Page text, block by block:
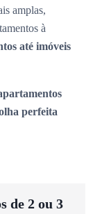
amplas,
à
até imóveis
perfeita
de 2 ou 3